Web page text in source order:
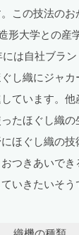
この技法の
大学との産
には自社ブラ
し織にジャ
ています。
たほぐし織
ほぐし織の
つきあいで
いきたいそう